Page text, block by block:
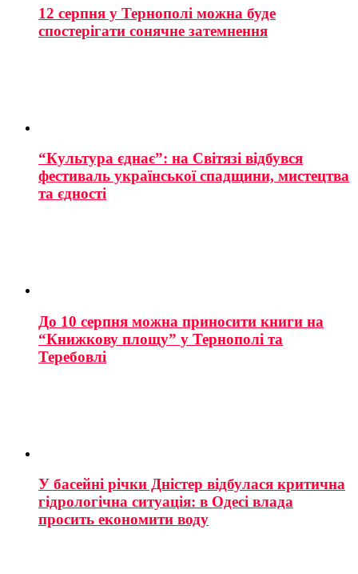
12 серпня у Тернополі можна буде
спостерігати сонячне затемнення
“Культура єднає”: на Світязі відбувся
фестиваль української спадщини, мистецтва
та єдності
До 10 серпня можна приносити книги на
“Книжкову площу” у Тернополі та
Теребовлі
У басейні річки Дністер відбулася критична
гідрологічна ситуація: в Одесі влада
просить економити воду